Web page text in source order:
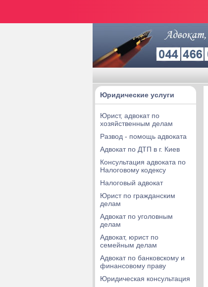
Юридические услуги
Юрист, адвокат по
хозяйственным делам
Развод - помощь адвоката
Адвокат по ДТП в г. Киев
Консультация адвоката по
Налоговому кодексу
Налоговый адвокат
Юрист по гражданским
делам
Адвокат по уголовным
делам
Адвокат, юрист по
семейным делам
Адвокат по банковскому и
финансовому праву
Юридическая консультация